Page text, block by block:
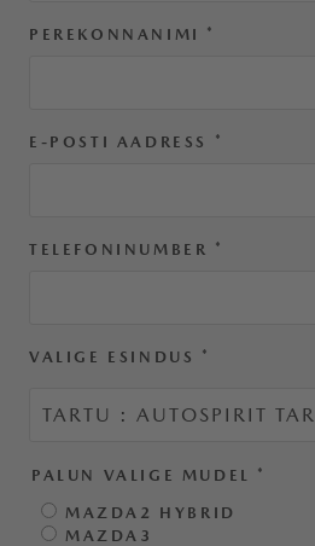
PEREKONNANIMI *
E-POSTI AADRESS *
TELEFONINUMBER *
VALIGE ESINDUS *
PALUN VALIGE MUDEL *
MAZDA2 HYBRID
MAZDA3